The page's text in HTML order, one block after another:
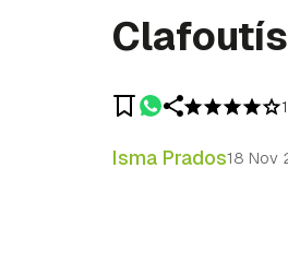
Isma Prados18 Nov